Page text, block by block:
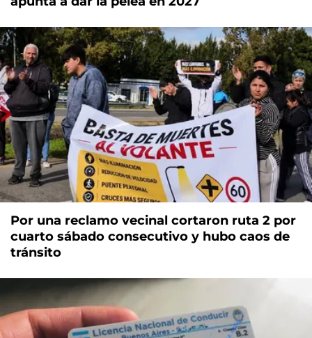
Por una reclamo vecinal cortaron ruta 2 por
cuarto sábado consecutivo y hubo caos de
tránsito